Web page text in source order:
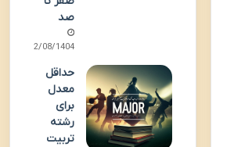
صد
12/08/1404
حداقل
معدل
برای
رشته
تربیت